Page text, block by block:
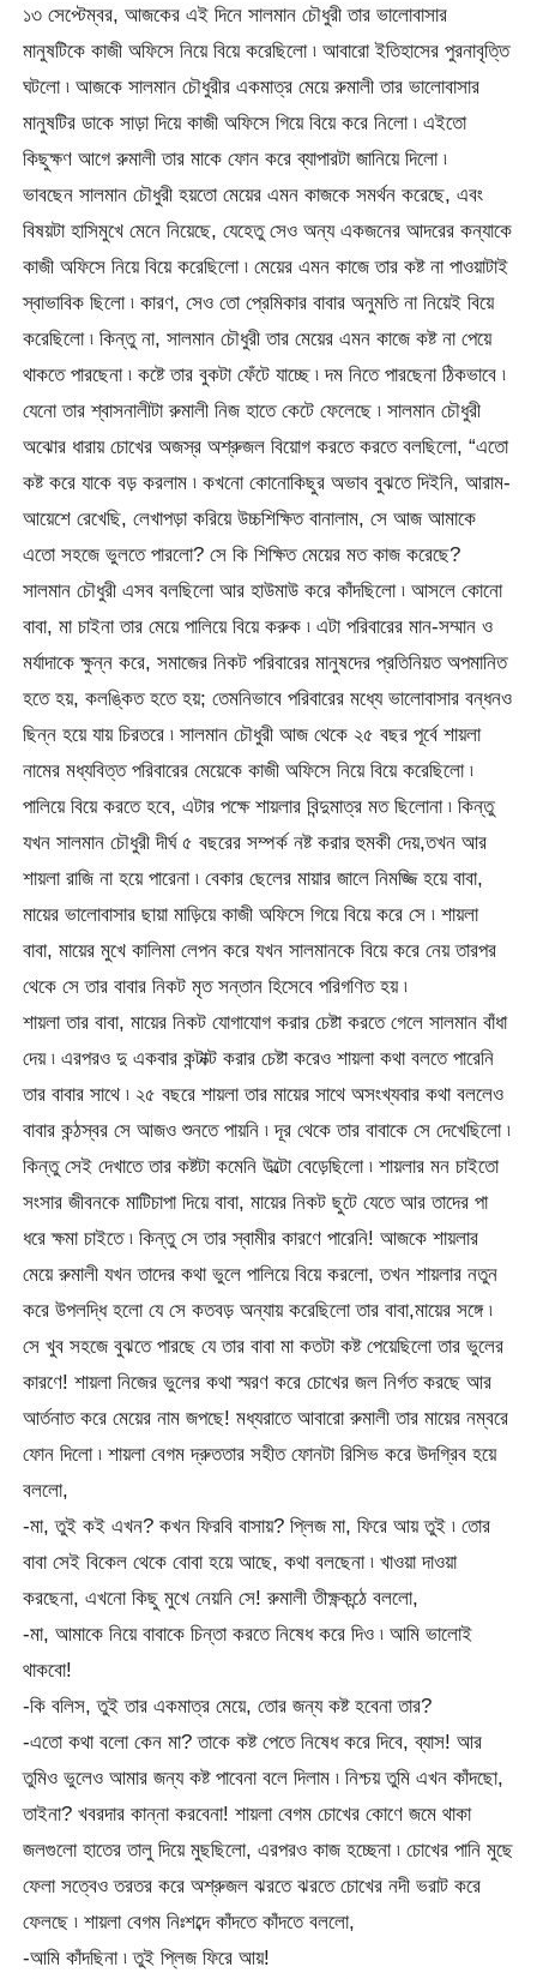
১৩ সেপ্টেম্বর, আজকের এই দিনে সালমান চৌধুরী তার ভালোবাসার
মানুষটিকে কাজী অফিসে নিয়ে বিয়ে করেছিলো ৷ আবারো ইতিহাসের পুরনাবৃত্তি
ঘটলো ৷ আজকে সালমান চৌধুরীর একমাত্র মেয়ে রুমালী তার ভালোবাসার
মানুষটির ডাকে সাড়া দিয়ে কাজী অফিসে গিয়ে বিয়ে করে নিলো ৷ এইতো
কিছুক্ষণ আগে রুমালী তার মাকে ফোন করে ব্যাপারটা জানিয়ে দিলো ৷
ভাবছেন সালমান চৌধুরী হয়তো মেয়ের এমন কাজকে সমর্থন করেছে, এবং
বিষয়টা হাসিমুখে মেনে নিয়েছে, যেহেতু সেও অন্য একজনের আদরের কন্যাকে
কাজী অফিসে নিয়ে বিয়ে করেছিলো ৷ মেয়ের এমন কাজে তার কষ্ট না পাওয়াটাই
স্বাভাবিক ছিলো ৷ কারণ, সেও তো প্রেমিকার বাবার অনুমতি না নিয়েই বিয়ে
করেছিলো ৷ কিন্তু না, সালমান চৌধুরী তার মেয়ের এমন কাজে কষ্ট না পেয়ে
থাকতে পারছেনা ৷ কষ্টে তার বুকটা ফেঁটে যাচ্ছে ৷ দম নিতে পারছেনা ঠিকভাবে ৷
যেনো তার শ্বাসনালীটা রুমালী নিজ হাতে কেটে ফেলেছে ৷ সালমান চৌধুরী
অঝোর ধারায় চোখের অজস্র অশ্রুজল বিয়োগ করতে করতে বলছিলো, “এতো
কষ্ট করে যাকে বড় করলাম ৷ কখনো কোনোকিছুর অভাব বুঝতে দিইনি, আরাম-
আয়েশে রেখেছি, লেখাপড়া করিয়ে উচ্চশিক্ষিত বানালাম, সে আজ আমাকে
এতো সহজে ভুলতে পারলো? সে কি শিক্ষিত মেয়ের মত কাজ করেছে?
সালমান চৌধুরী এসব বলছিলো আর হাউমাউ করে কাঁদছিলো ৷ আসলে কোনো
বাবা, মা চাইনা তার মেয়ে পালিয়ে বিয়ে করুক ৷ এটা পরিবারের মান-সম্মান ও
মর্যাদাকে ক্ষুন্ন করে, সমাজের নিকট পরিবারের মানুষদের প্রতিনিয়ত অপমানিত
হতে হয়, কলঙ্কিত হতে হয়; তেমনিভাবে পরিবারের মধ্যে ভালোবাসার বন্ধনও
ছিন্ন হয়ে যায় চিরতরে ৷ সালমান চৌধুরী আজ থেকে ২৫ বছর পূর্বে শায়লা
নামের মধ্যবিত্ত পরিবারের মেয়েকে কাজী অফিসে নিয়ে বিয়ে করেছিলো ৷
পালিয়ে বিয়ে করতে হবে, এটার পক্ষে শায়লার বিন্দুমাত্র মত ছিলোনা ৷ কিন্তু
যখন সালমান চৌধুরী দীর্ঘ ৫ বছরের সম্পর্ক নষ্ট করার হুমকী দেয়,তখন আর
শায়লা রাজি না হয়ে পারেনা ৷ বেকার ছেলের মায়ার জালে নিমজ্জি হয়ে বাবা,
মায়ের ভালোবাসার ছায়া মাড়িয়ে কাজী অফিসে গিয়ে বিয়ে করে সে ৷ শায়লা
বাবা, মায়ের মুখে কালিমা লেপন করে যখন সালমানকে বিয়ে করে নেয় তারপর
থেকে সে তার বাবার নিকট মৃত সন্তান হিসেবে পরিগণিত হয় ৷
শায়লা তার বাবা, মায়ের নিকট যোগাযোগ করার চেষ্টা করতে গেলে সালমান বাঁধা
দেয় ৷ এরপরও দু একবার কন্টাক্ট করার চেষ্টা করেও শায়লা কথা বলতে পারেনি
তার বাবার সাথে ৷ ২৫ বছরে শায়লা তার মায়ের সাথে অসংখ্যবার কথা বললেও
বাবার কন্ঠস্বর সে আজও শুনতে পায়নি ৷ দূর থেকে তার বাবাকে সে দেখেছিলো ৷
কিন্তু সেই দেখাতে তার কষ্টটা কমেনি উল্টো বেড়েছিলো ৷ শায়লার মন চাইতো
সংসার জীবনকে মাটিচাপা দিয়ে বাবা, মায়ের নিকট ছুটে যেতে আর তাদের পা
ধরে ক্ষমা চাইতে ৷ কিন্তু সে তার স্বামীর কারণে পারেনি! আজকে শায়লার
মেয়ে রুমালী যখন তাদের কথা ভুলে পালিয়ে বিয়ে করলো, তখন শায়লার নতুন
করে উপলদ্ধি হলো যে সে কতবড় অন্যায় করেছিলো তার বাবা,মায়ের সঙ্গে ৷
সে খুব সহজে বুঝতে পারছে যে তার বাবা মা কতটা কষ্ট পেয়েছিলো তার ভুলের
কারণে! শায়লা নিজের ভুলের কথা স্মরণ করে চোখের জল নির্গত করছে আর
আর্তনাত করে মেয়ের নাম জপছে! মধ্যরাতে আবারো রুমালী তার মায়ের নম্বরে
ফোন দিলো ৷ শায়লা বেগম দ্রুততার সহীত ফোনটা রিসিভ করে উদগ্রিব হয়ে
বললো,
-মা, তুই কই এখন? কখন ফিরবি বাসায়? প্লিজ মা, ফিরে আয় তুই ৷ তোর
বাবা সেই বিকেল থেকে বোবা হয়ে আছে, কথা বলছেনা ৷ খাওয়া দাওয়া
করছেনা, এখনো কিছু মুখে নেয়নি সে! রুমালী তীক্ষ্ণকন্ঠে বললো,
-মা, আমাকে নিয়ে বাবাকে চিন্তা করতে নিষেধ করে দিও ৷ আমি ভালোই
থাকবো!
-কি বলিস, তুই তার একমাত্র মেয়ে, তোর জন্য কষ্ট হবেনা তার?
-এতো কথা বলো কেন মা? তাকে কষ্ট পেতে নিষেধ করে দিবে, ব্যাস! আর
তুমিও ভুলেও আমার জন্য কষ্ট পাবেনা বলে দিলাম ৷ নিশ্চয় তুমি এখন কাঁদছো,
তাইনা? খবরদার কান্না করবেনা! শায়লা বেগম চোখের কোণে জমে থাকা
জলগুলো হাতের তালু দিয়ে মুছছিলো, এরপরও কাজ হচ্ছেনা ৷ চোখের পানি মুছে
ফেলা সত্বেও তরতর করে অশ্রুজল ঝরতে ঝরতে চোখের নদী ভরাট করে
ফেলছে ৷ শায়লা বেগম নিঃশব্দে কাঁদতে কাঁদতে বললো,
-আমি কাঁদছিনা ৷ তুই প্লিজ ফিরে আয়!